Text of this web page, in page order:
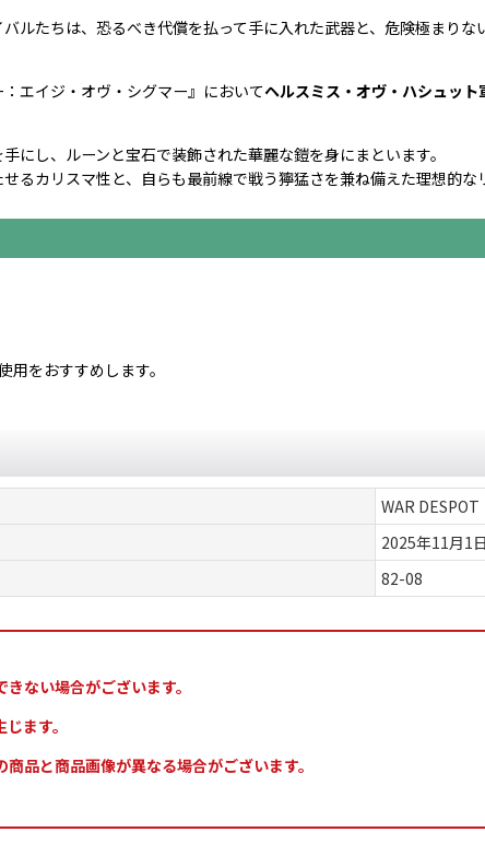
ルたちは、恐るべき代償を払って手に入れた武器と、危険極まり
エイジ・オヴ・シグマー』においてヘルスミス・オヴ・ハシュット
手にし、ルーンと宝石で装飾された華麗な鎧を身にまといます。
るカリスマ性と、自らも最前線で戦う獰猛さを兼ね備えた理想的な
用をおすすめします。
WAR DESPOT
2025年11月1
82-08
ない場合がございます。
ます。
品と商品画像が異なる場合がございます。